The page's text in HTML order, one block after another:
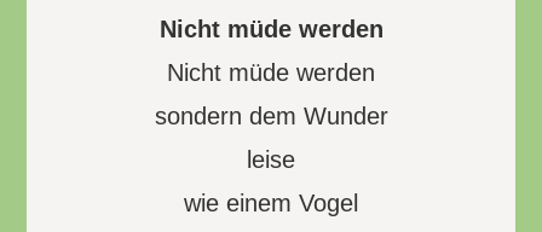
Nicht müde werden
Nicht müde werden
sondern dem Wunder
leise
wie einem Vogel